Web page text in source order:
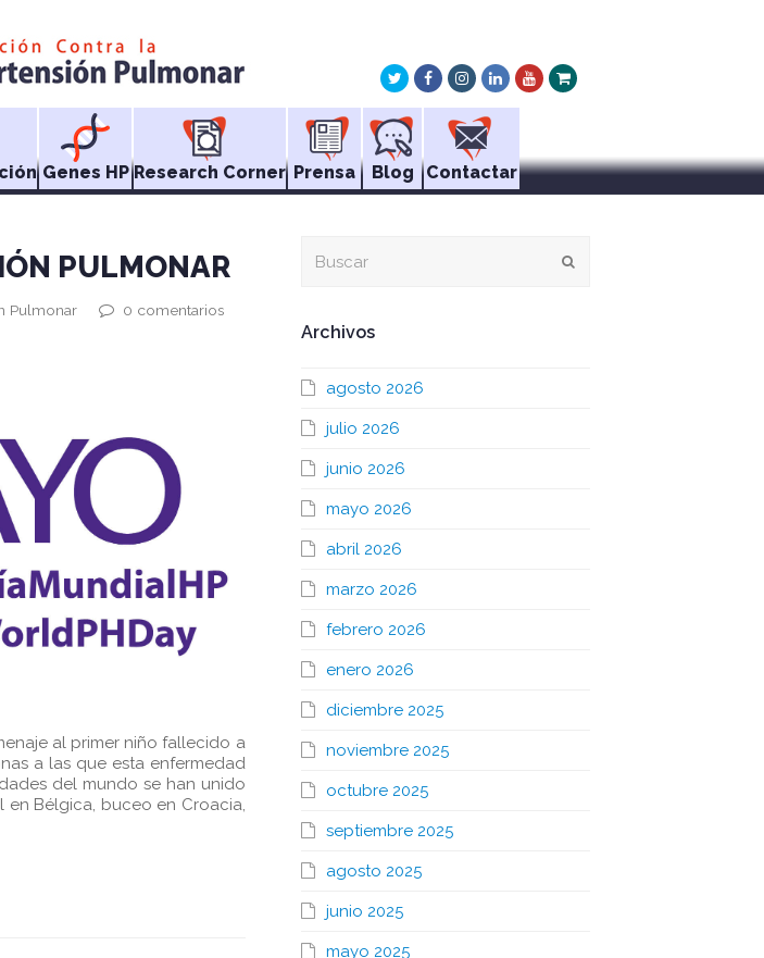
TwitterFacebookInstagram
LinkedInYoutube
Xing
Genes HP Research Corner Prensa Blog Contactar
PULMONAR
Pulmonar 0 comentarios
al primer niño fallecido a
a las que esta enfermedad
del mundo se han unido
en Bélgica, buceo en Croacia,
Archivos
agosto 2026
julio 2026
junio 2026
mayo 2026
abril 2026
marzo 2026
febrero 2026
enero 2026
diciembre 2025
noviembre 2025
octubre 2025
septiembre 2025
agosto 2025
junio 2025
mayo 2025